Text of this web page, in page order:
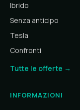
Ibrido
Senza anticipo
Tesla
Confronti
Tutte le offerte →
INFORMAZIONI